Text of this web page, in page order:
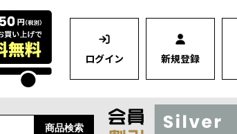
ログイン 新規登録
商品検索